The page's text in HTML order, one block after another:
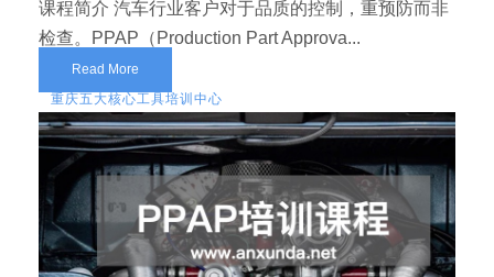
课程简介 汽车行业客户对于品质的控制，重预防而非
检查。PPAP（Production Part Approva...
Read More
重庆五大核心工具培训中心